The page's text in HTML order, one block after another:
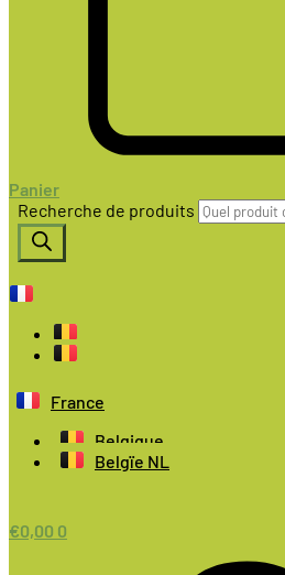
Panier
Recherche de produits
France
Belgique
Belgïe NL
€0,00 0